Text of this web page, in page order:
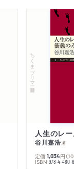
麻衣子さん）「
山章栄さん）「
国際政治学」
ンプ2.0時代の国
ちくまプリマー新書
谷川嘉浩著
定価:1,034円 （
ISBN:978-4-480-